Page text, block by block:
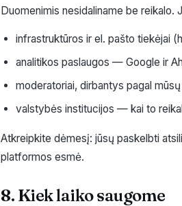
Duomenimis nesidaliname be reikalo.
infrastruktūros ir el. pašto tiekėjai
analitikos paslaugos — Google ir
moderatoriai, dirbantys pagal
valstybės institucijos — kai to
Atkreipkite dėmesį: jūsų paskelbti
platformos esmė.
8. Kiek laiko saugome